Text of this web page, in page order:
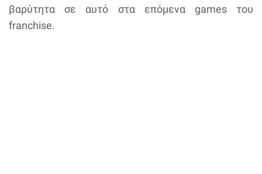
βαρύτητα σε αυτό στα επόμενα games του
franchise.